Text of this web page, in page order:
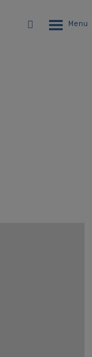
Vyhledávání